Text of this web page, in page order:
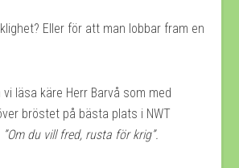
Eller för att man lobbar fram en
läsa käre Herr Barvå som med
bröstet på bästa plats i NWT
”Om du vill fred, rusta för krig”.